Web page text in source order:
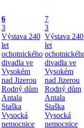
6
3
Výstava 240
let
ochotnického
divadla ve
Vysokém
nad Jizerou
Rodný dům
Antala
Staška
Vysocká
nemocnice
7
3
Výstava 240
let
divadla ve
Vysokém
nad Jizerou
Rodný dům
Antala
Staška
Vysocká
nemocnice